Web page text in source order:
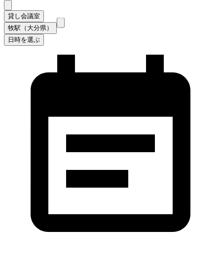
貸し会議室
牧駅（大分県）
日時を選ぶ